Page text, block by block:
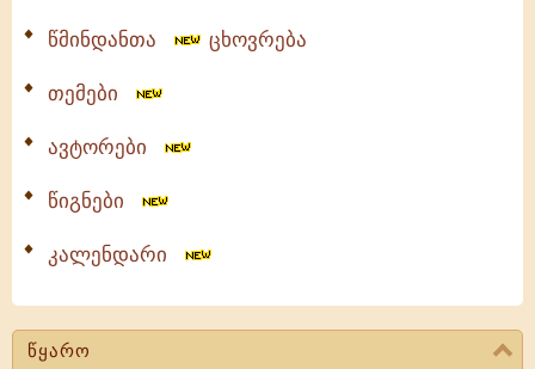
წმინდანთა ცხოვრება
თემები
ავტორები
წიგნები
კალენდარი
წყარო